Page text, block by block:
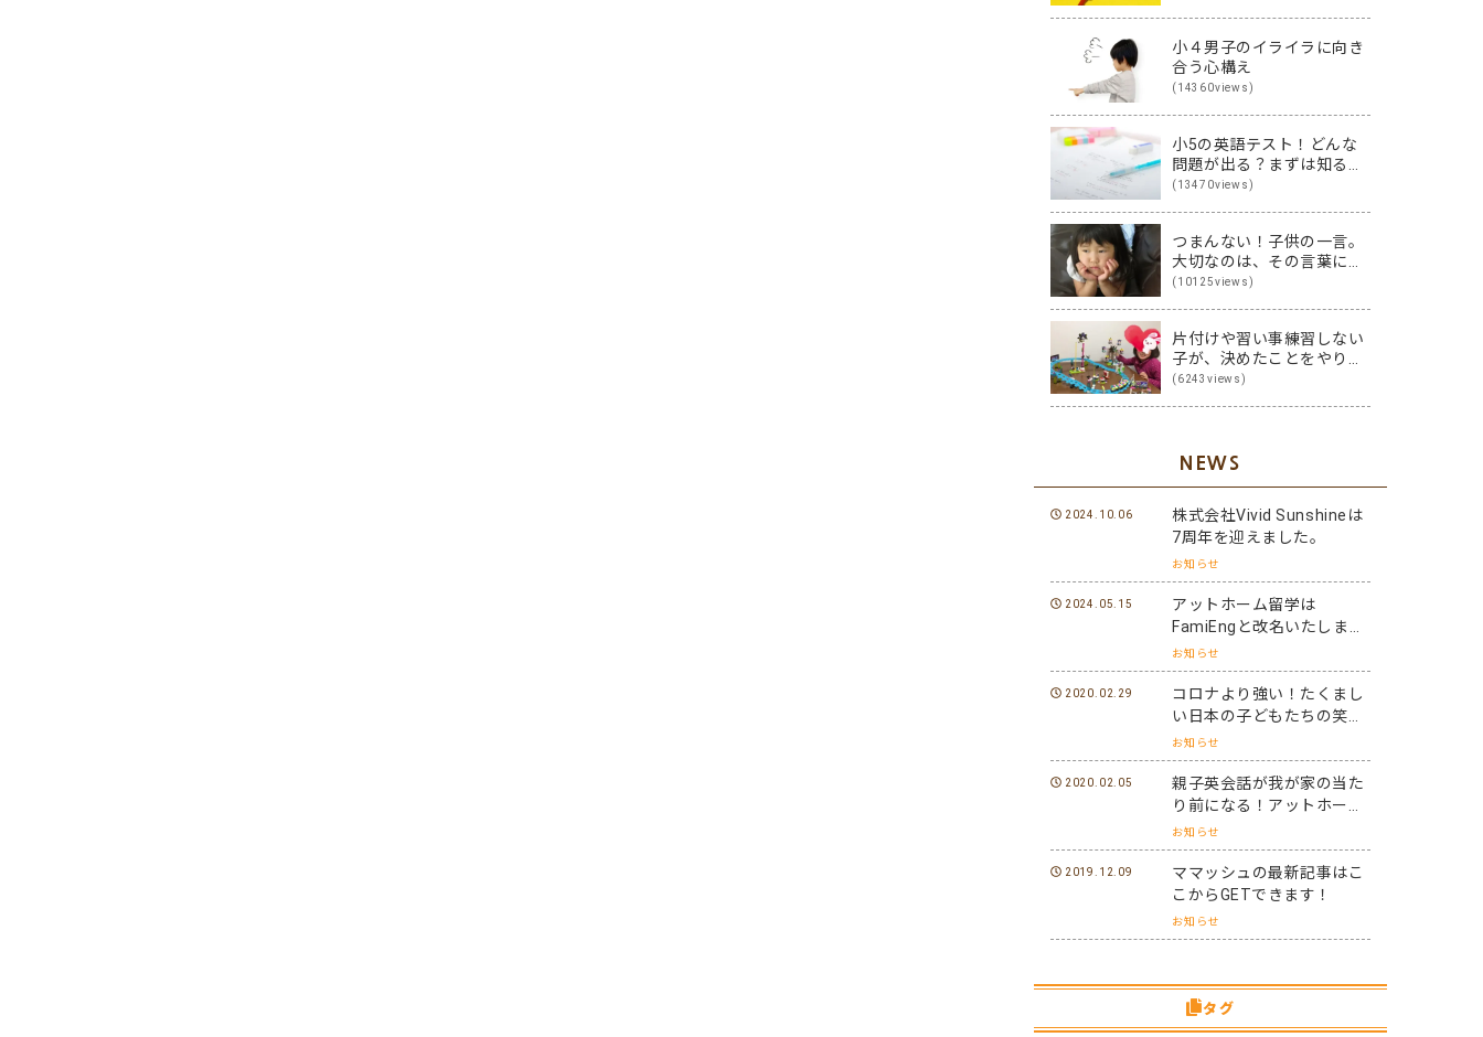
小４男子のイライラに向き
合う心構え
(14360views)
小5の英語テスト！どんな
問題が出る？まずは知るこ
とから始めよう♪
(13470views)
つまんない！子供の一言。
大切なのは、その言葉に隠
された裏の本音です
(10125views)
片付けや習い事練習しない
子が、決めたことをやり切
る子に変身！その方法は？
(6243views)
NEWS
2024.10.06
株式会社Vivid Sunshineは
7周年を迎えました。
お知らせ
2024.05.15
アットホーム留学は
FamiEngと改名いたしまし
た。
お知らせ
2020.02.29
コロナより強い！たくまし
い日本の子どもたちの笑顔
と元気を世界に届けよう！
お知らせ
2020.02.05
親子英会話が我が家の当た
り前になる！アットホーム
留学パフォーマーになろ
う！
お知らせ
2019.12.09
ママッシュの最新記事はこ
こからGETできます！
お知らせ
タグ